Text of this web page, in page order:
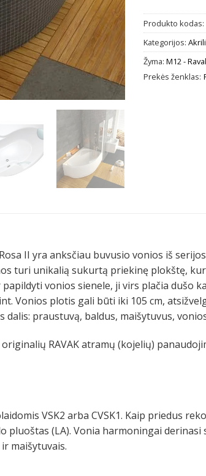
Produkto kodas:
Kategorijos:
Žyma: M12 -
Prekės ženklas:
II yra anksčiau buvusio vonios iš
turi unikalią sukurtą priekinę plokštę,
vonios sienele, ji virs plačia dušo
Vonios plotis gali būti iki 105 cm,
praustuvą, baldus, maišytuvus,
RAVAK atramų (kojelių)
VSK2 arba CVSK1. Kaip priedus
pluoštas (LA). Vonia harmoningai
maišytuvais.